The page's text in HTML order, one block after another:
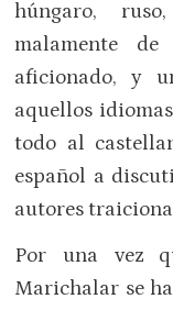
húngaro,
malamente
aficionado, y
aquellos
todo al
español a
autores
Por una vez
Marichalar se